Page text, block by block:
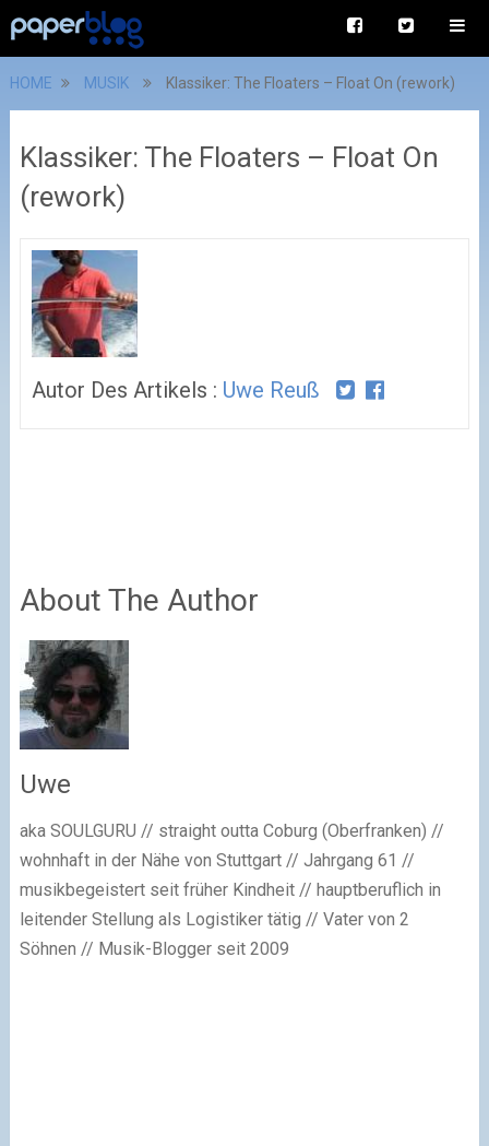
HOME MUSIK Klassiker: The Floaters – Float On (rework)
Klassiker: The Floaters – Float On
(rework)
Autor Des Artikels : Uwe Reuß
About The Author
Uwe
aka SOULGURU // straight outta Coburg (Oberfranken) //
wohnhaft in der Nähe von Stuttgart // Jahrgang 61 //
musikbegeistert seit früher Kindheit // hauptberuflich in
leitender Stellung als Logistiker tätig // Vater von 2
Söhnen // Musik-Blogger seit 2009